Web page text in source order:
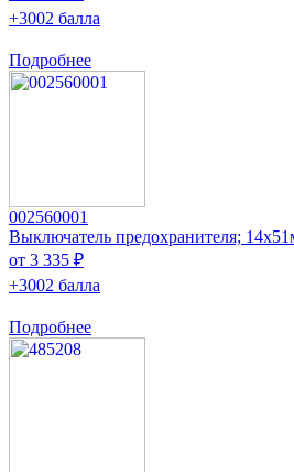
+3002 балла
Подробнее
002560001
Выключатель предохранителя;
от 3 335 ₽
+3002 балла
Подробнее